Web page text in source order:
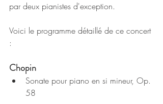
par deux pianistes d'exception.
Voici le programme détaillé de ce concert
:
Chopin
Sonate pour piano en si mineur, Op.
58